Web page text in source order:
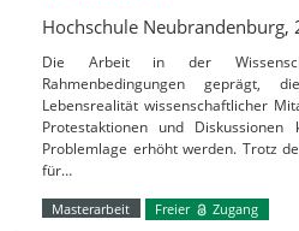
Hochschule Neubrandenburg,
Die Arbeit in der
Rahmenbedingungen
Lebensrealität wissenschaftlicher
Protestaktionen und
Problemlage erhöht werden. Trotz
für…
Masterarbeit Freier Zugang